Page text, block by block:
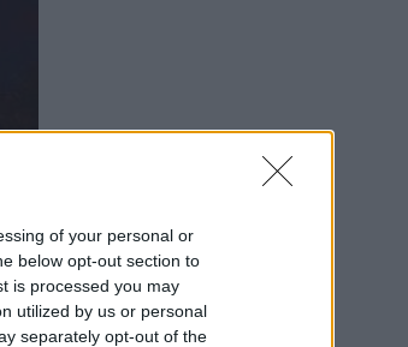
of your personal or
below opt-out section to
is processed you may
utilized by us or personal
separately opt-out of the
στα 17’’,
τρέχει